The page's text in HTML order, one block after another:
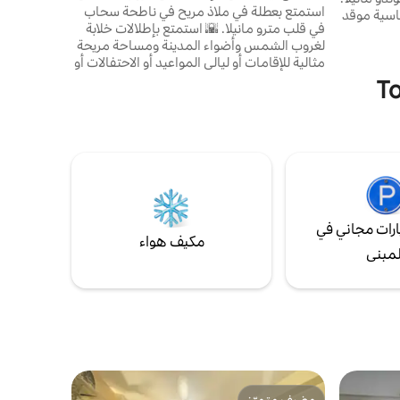
موقد
في مترو مانيلا
استمتع بعطلة في ملاذ مريح في ناطحة سحاب
في قلب مترو مانيلا. 🌇 استمتع بإطلالات خلابة
لغروب الشمس وأضواء المدينة ومساحة مريحة
مثالية للإقامات أو ليالي المواعيد أو الاحتفالات أو
مجاني في
مكيف هواء